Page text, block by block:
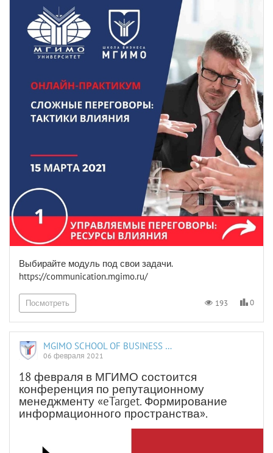
Выбирайте модуль под свои задачи.
https://communication.mgimo.ru/
Посмотреть 193 0
MGIMO SCHOOL OF BUSINESS AND INTERNATIONAL PROFICIENCY
06 февраля 2021
18 февраля в МГИМО состоится
конференция по репутационному
менеджменту «eTarget. Формирование
информационного пространства».